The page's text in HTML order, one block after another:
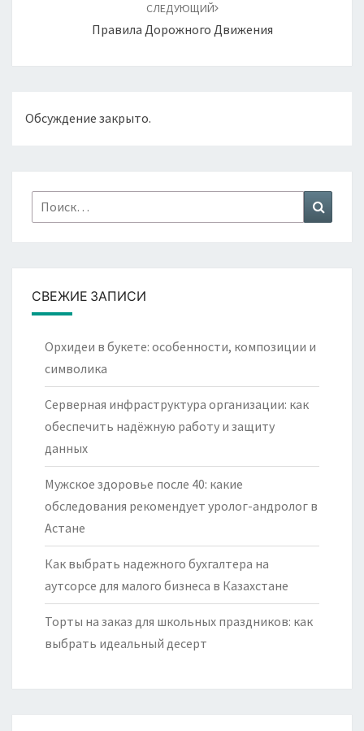
СЛЕДУЮЩИЙ
Правила Дорожного Движения
Обсуждение закрыто.
Найти:
СВЕЖИЕ ЗАПИСИ
Орхидеи в букете: особенности, композиции и
символика
Серверная инфраструктура организации: как
обеспечить надёжную работу и защиту
данных
Мужское здоровье после 40: какие
обследования рекомендует уролог-андролог в
Астане
Как выбрать надежного бухгалтера на
аутсорсе для малого бизнеса в Казахстане
Торты на заказ для школьных праздников: как
выбрать идеальный десерт